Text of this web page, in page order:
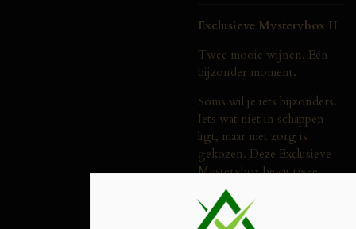
Exclusieve Mysterybox II
Twee mooie wijnen. Eén
bijzonder moment.
Soms wil je iets bijzonders.
Iets wat niet in schappen
ligt, maar met zorg is
gekozen. Deze Exclusieve
Mysterybox bevat twee
flessen uit het hogere
segment – wijnen die niet
zomaar worden